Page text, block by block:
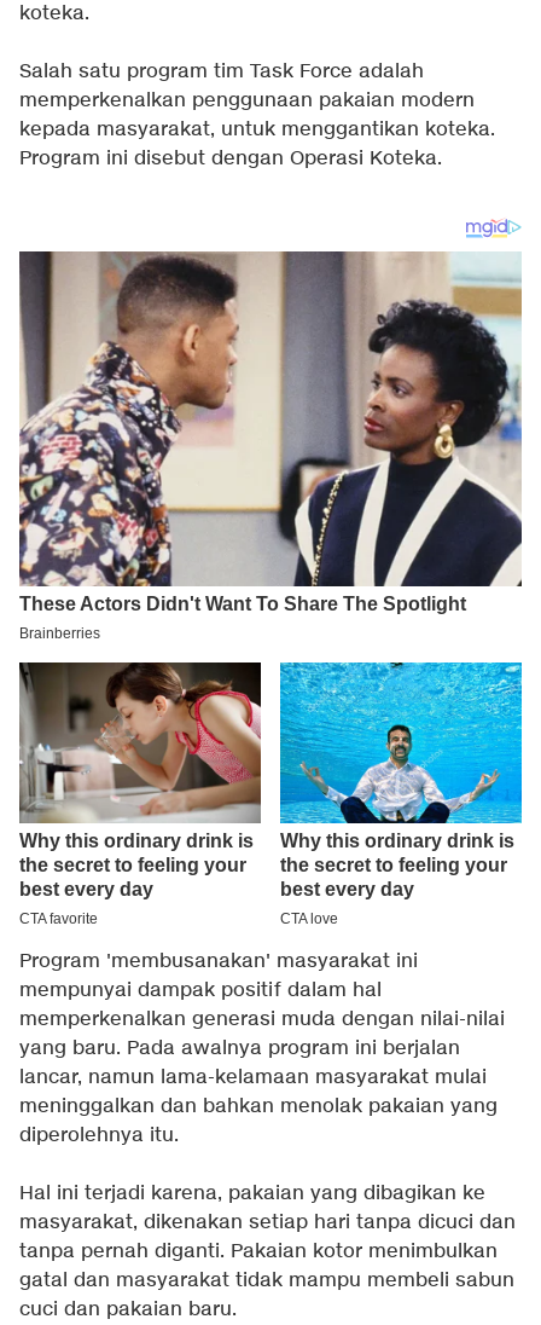
koteka.
Salah satu program tim Task Force adalah
memperkenalkan penggunaan pakaian modern
kepada masyarakat, untuk menggantikan koteka.
Program ini disebut dengan Operasi Koteka.
Program 'membusanakan' masyarakat ini
mempunyai dampak positif dalam hal
memperkenalkan generasi muda dengan nilai-nilai
yang baru. Pada awalnya program ini berjalan
lancar, namun lama-kelamaan masyarakat mulai
meninggalkan dan bahkan menolak pakaian yang
diperolehnya itu.
Hal ini terjadi karena, pakaian yang dibagikan ke
masyarakat, dikenakan setiap hari tanpa dicuci dan
tanpa pernah diganti. Pakaian kotor menimbulkan
gatal dan masyarakat tidak mampu membeli sabun
cuci dan pakaian baru.